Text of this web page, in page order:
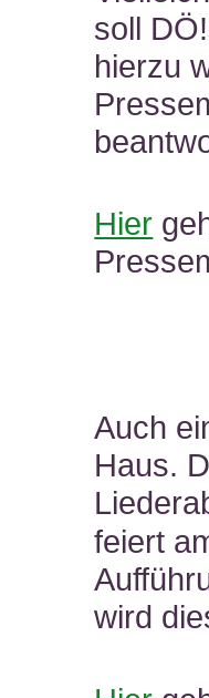
soll
hierzu
Hier
Auch
Haus.
feiert
wird